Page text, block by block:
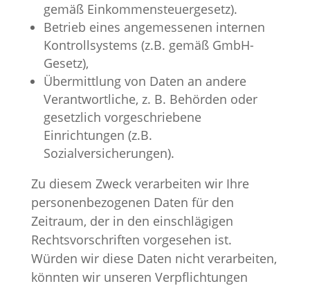
gemäß Einkommen­steuer­gesetz).
Betrieb eines angemessenen internen
Kontrollsystems (z.B. gemäß GmbH-
Gesetz),
Übermittlung von Daten an andere
Verantwortliche, z. B. Behörden oder
gesetzlich vorgeschriebene
Einrichtungen (z.B.
Sozialversicherungen).
Zu diesem Zweck verarbeiten wir Ihre
personenbezogenen Daten für den
Zeitraum, der in den einschlägigen
Rechtsvorschriften vorgesehen ist.
Würden wir diese Daten nicht verarbeiten,
könnten wir unseren Verpflichtungen